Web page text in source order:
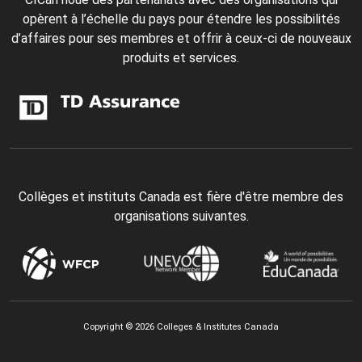
opèrent à l’échelle du pays pour étendre les possibilités
d’affaires pour ses membres et offrir à ceux-ci de nouveaux
produits et services.
Collèges et instituts Canada est fière d'être membre des
organisations suivantes.
Copyright © 2026 Colleges & Institutes Canada